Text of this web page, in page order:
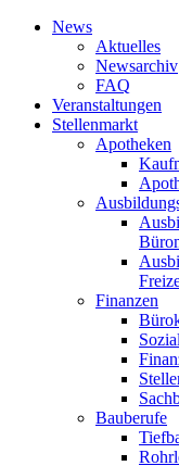
News
Aktuelles
Newsarchiv
FAQ
Veranstaltungen
Stellenmarkt
Apotheken
Finanzen
Bauberufe